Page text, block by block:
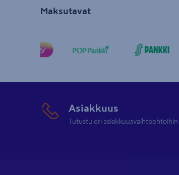
Maksutavat
Asiakkuus
Tutustu eri asiakkuusvaihtoehtoihin